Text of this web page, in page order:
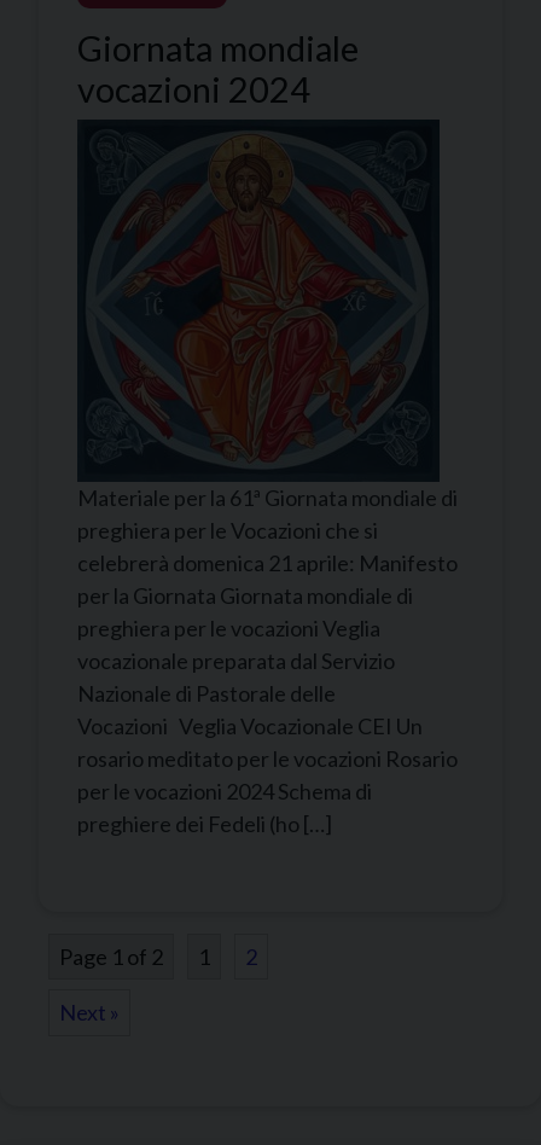
Giornata mondiale
vocazioni 2024
Materiale per la 61ª Giornata mondiale di
preghiera per le Vocazioni che si
celebrerà domenica 21 aprile: Manifesto
per la Giornata Giornata mondiale di
preghiera per le vocazioni Veglia
vocazionale preparata dal Servizio
Nazionale di Pastorale delle
Vocazioni Veglia Vocazionale CEI Un
rosario meditato per le vocazioni Rosario
per le vocazioni 2024 Schema di
preghiere dei Fedeli (ho […]
Page 1 of 2 1 2
Next »